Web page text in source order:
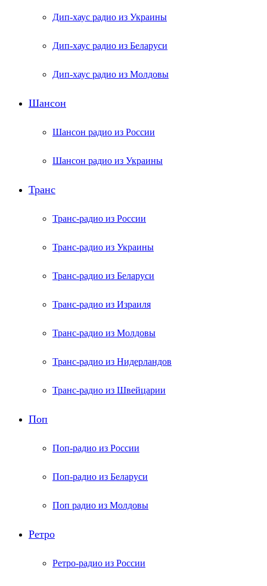
Дип-хаус радио из Украины
Дип-хаус радио из Беларуси
Дип-хаус радио из Молдовы
Шансон
Шансон радио из России
Шансон радио из Украины
Транс
Транс-радио из России
Транс-радио из Украины
Транс-радио из Беларуси
Транс-радио из Израиля
Транс-радио из Молдовы
Транс-радио из Нидерландов
Транс-радио из Швейцарии
Поп
Поп-радио из России
Поп-радио из Беларуси
Поп радио из Молдовы
Ретро
Ретро-радио из России